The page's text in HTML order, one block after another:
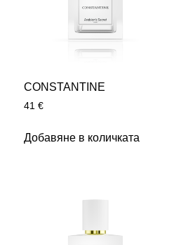
CONSTANTINE
41 €
Добавяне в количката